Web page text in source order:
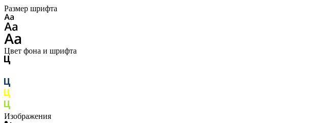
Размер шрифта
Цвет фона и шрифта
Изображения